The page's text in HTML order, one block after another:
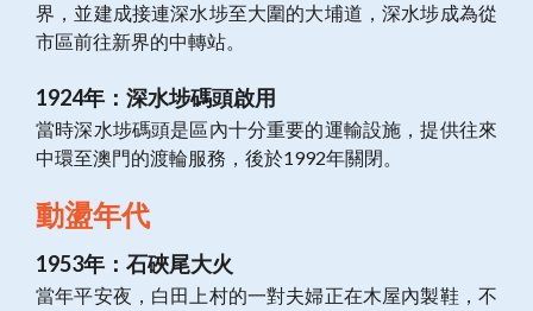
界，並建成接連深水埗至大圍的大埔道，深水埗成為從
市區前往新界的中轉站。
1924年：深水埗碼頭啟用
當時深水埗碼頭是區內十分重要的運輸設施，提供往來
中環至澳門的渡輪服務，後於1992年關閉。
動盪年代
1953年：石硤尾大火
當年平安夜，白田上村的一對夫婦正在木屋內製鞋，不